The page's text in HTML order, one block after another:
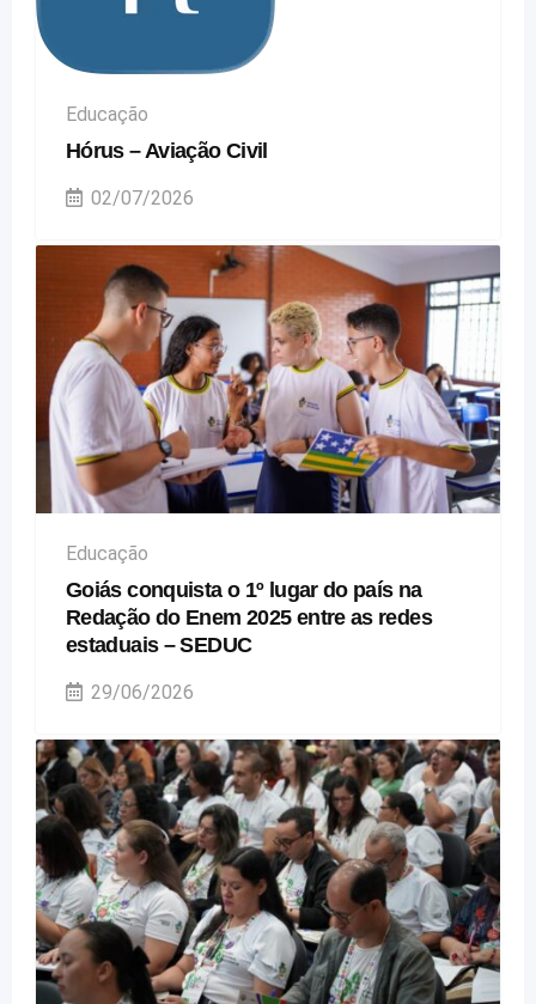
Educação
Hórus – Aviação Civil
02/07/2026
Educação
Goiás conquista o 1º lugar do país na
Redação do Enem 2025 entre as redes
estaduais – SEDUC
29/06/2026